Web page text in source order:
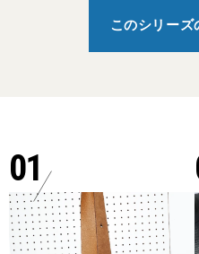
このシリーズ
01